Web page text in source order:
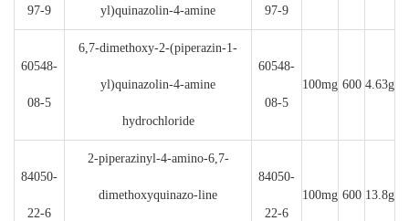
97-9 yl)quinazolin-4-amine 97-9
60548-
08-5
6,7-dimethoxy-2-(piperazin-1-
yl)quinazolin-4-amine
hydrochloride
60548-
08-5
100mg 600 4.63g
84050-
22-6
2-piperazinyl-4-amino-6,7-
dimethoxyquinazo-line
84050-
22-6
100mg 600 13.8g